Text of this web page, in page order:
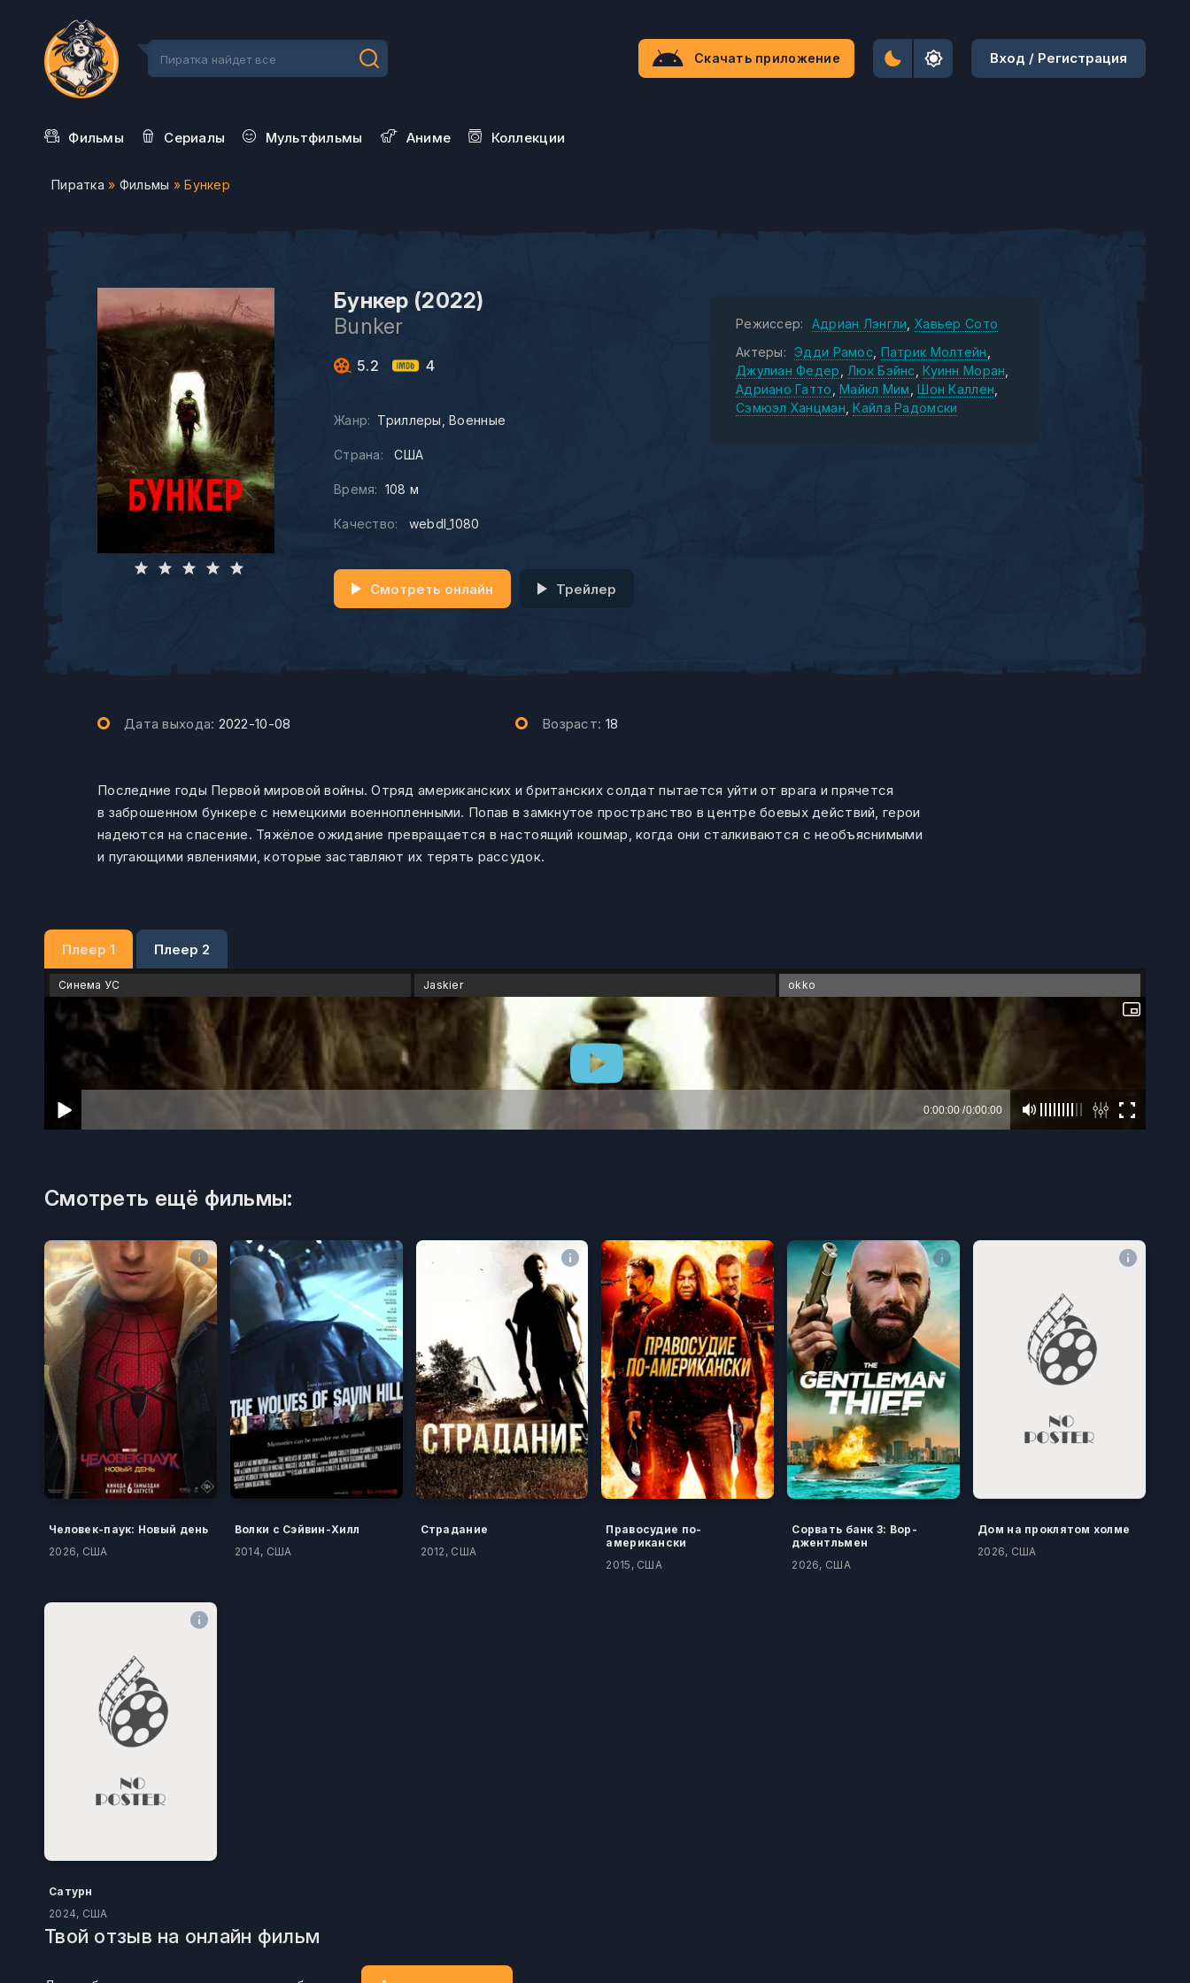
Скачать приложение Вход / Регистрация
Фильмы Сериалы Мультфильмы Aниме Коллекции
Пиратка » Фильмы » Бункер
Бункер (2022)
Bunker
5.2 4
Жанр: Триллеры Военные
Страна: США
Время: 108 м
Качество: webdl_1080
Смотреть онлайн Трейлер
Режиссер: Адриан Лэнгли Хавьер Сото
Актеры:
Эдди Рамос Патрик Молтейн
Джулиан Федер
Люк Бэйнс
Куинн Моран
Адриано Гатто Майкл Мим
Шон Каллен
Сэмюэл Ханцман Кайла Радомски
Дата выхода: 2022-10-08 Возраст: 18
Последние годы Первой мировой войны. Отряд американских и британских солдат пытается уйти от врага и прячется
в заброшенном бункере с немецкими военнопленными. Попав в замкнутое пространство в центре боевых действий, герои
надеются на спасение. Тяжёлое ожидание превращается в настоящий кошмар, когда они сталкиваются с необъяснимыми
и пугающими явлениями, которые заставляют их терять рассудок.
Плеер 1 Плеер 2
Синема УС Jaskier okko
Смотреть ещё фильмы:
Человек-паук: Новый день
2026, США
Волки с Сэйвин-Хилл
2014, США
Страдание
2012, США
Правосудие по-
американски
2015, США
Сорвать банк 3: Вор-
джентльмен
2026, США
Дом на проклятом холме
2026, США
Сатурн
2024, США
Твой отзыв на онлайн фильм